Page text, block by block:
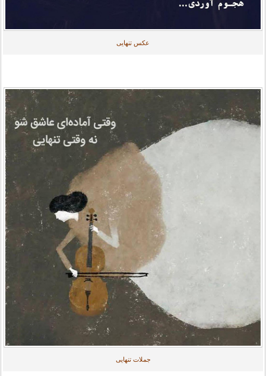
عکس تنهایی
جملات تنهایی